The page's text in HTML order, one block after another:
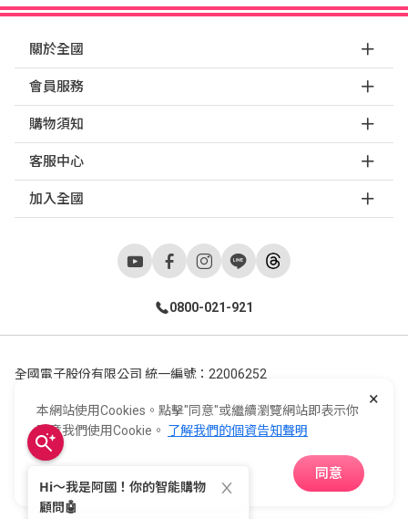
關於全國
會員服務
購物須知
客服中心
加入全國
0800-021-921
全國電子股份有限公司 統一編號：22006252
Copyright ©2026© E-Life Co., Ltd. All Rights Reserved.
×
本網站使用Cookies。點擊"同意"或繼續瀏覽網站即表示你
同意我們使用Cookie。 了解我們的個資告知聲明
同意